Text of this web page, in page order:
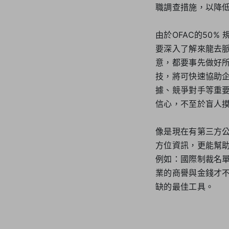
職調查措施，以降
由於OFAC的50%
要深入了解來龍去
意，都要事先做好
技，將可快速協助
據、競爭對手等重
信心，不至於盲人
像是現在有第三方
方位資訊，更能幫
例如：國際制裁名
業的商譽與金錢才
缺的最佳工具。